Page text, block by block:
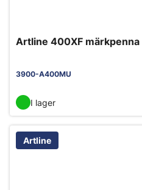
Artline 400XF
3900-A400MU
I lager
Artline